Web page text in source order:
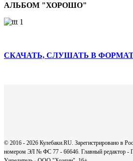
АЛЬБОМ "ХОРОШО"
СКАЧАТЬ, СЛУШАТЬ В
© 2016 - 2026 Кулебаки.RU. Зарегистрировано в
номером ЭЛ № ФС 77 - 66646. Главный редактор -